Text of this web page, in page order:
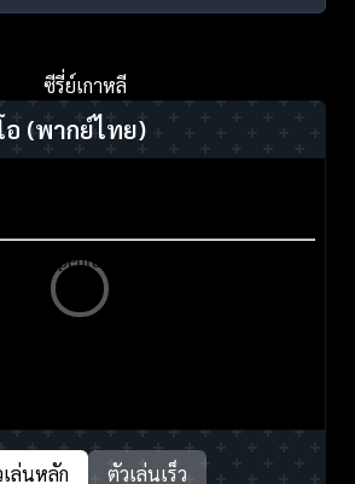
ซีรี่ย์เกาหลี
อ (พากย์ไทย)
ล่นหลัก ตัวเล่นเร็ว